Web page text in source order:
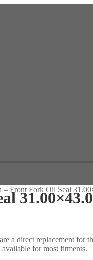
– Front Fork Oil Seal
a direct replacement for
for most fitments.